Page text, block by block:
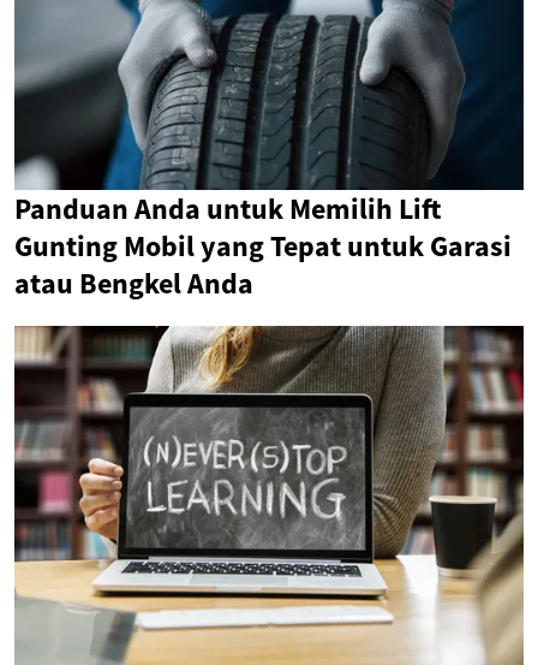
Panduan Anda untuk Memilih Lift
Gunting Mobil yang Tepat untuk Garasi
atau Bengkel Anda